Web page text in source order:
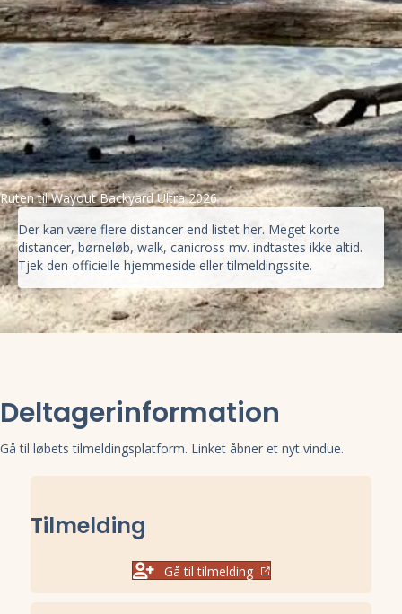
Ruten til Wayout Backyard Ultra 2026
Der kan være flere distancer end listet her. Meget korte
distancer, børneløb, walk, canicross mv. indtastes ikke altid.
Tjek den officielle hjemmeside eller tilmeldingssite.
Deltagerinformation
Gå til løbets tilmeldingsplatform. Linket åbner et nyt vindue.
Tilmelding
Gå til tilmelding